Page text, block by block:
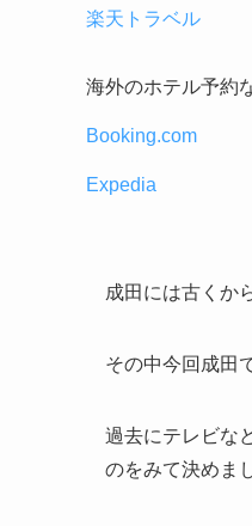
楽天トラベル
海外のホテル予約
Booking.com
Expedia
成田には古くか
その中今回成田
過去にテレビな
のをみて決めま